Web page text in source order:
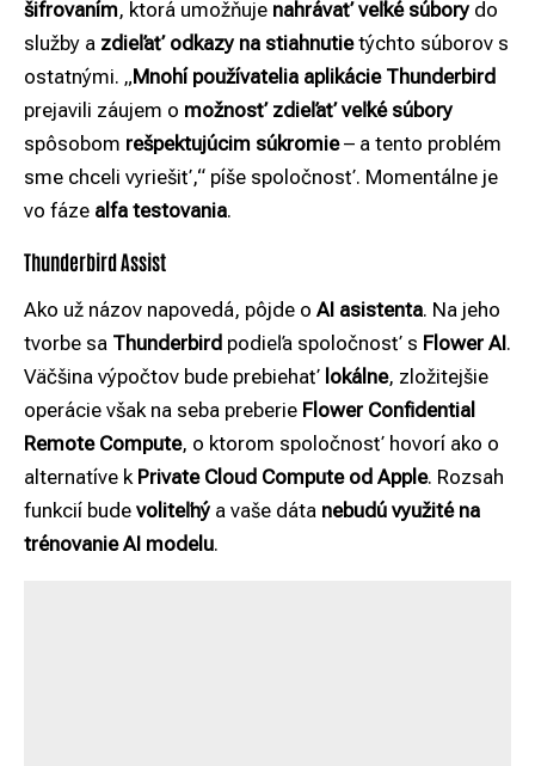
šifrovaním, ktorá umožňuje nahrávať veľké súbory do
služby a zdieľať odkazy na stiahnutietýchto súborov s
ostatnými. „Mnohí používatelia aplikácie Thunderbird
prejavili záujem o možnosť zdieľať veľké súbory
spôsobom rešpektujúcim súkromie– a tento problém
sme chceli vyriešiť,“ píše spoločnosť. Momentálne je
vo fáze alfa testovania.
Thunderbird Assist
Ako už názov napovedá, pôjde o AI asistenta. Na jeho
tvorbe sa Thunderbird podieľa spoločnosť s Flower AI.
Väčšina výpočtov bude prebiehať lokálne, zložitejšie
operácie však na seba preberie Flower Confidential
Remote Compute, o ktorom spoločnosť hovorí ako o
alternatíve k Private Cloud Compute od Apple. Rozsah
funkcií bude voliteľný a vaše dáta nebudú využité na
trénovanie AI modelu.